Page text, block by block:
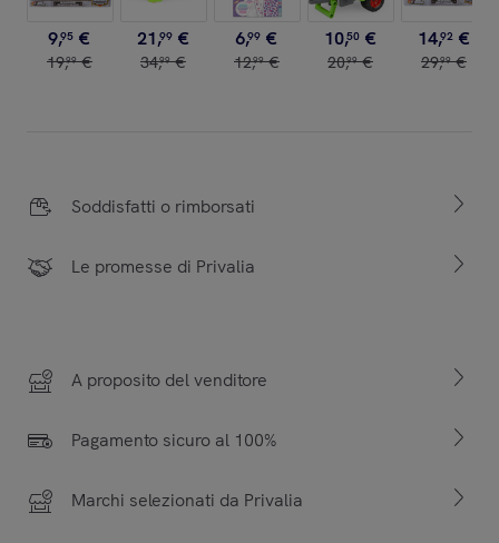
9,95 €
19,99 €
21,99 €
34,99 €
6,99 €
12,99 €
10,50 €
20,99 €
14,92 €
29,99 €
Soddisfatti o rimborsati
Le promesse di Privalia
A proposito del venditore
Pagamento sicuro al 100%
Marchi selezionati da Privalia